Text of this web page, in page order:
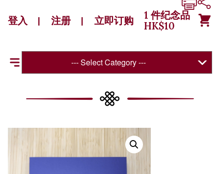
登入 | 注册 | 立即订购 1 件纪念品
HK$10
--- Select Category ---